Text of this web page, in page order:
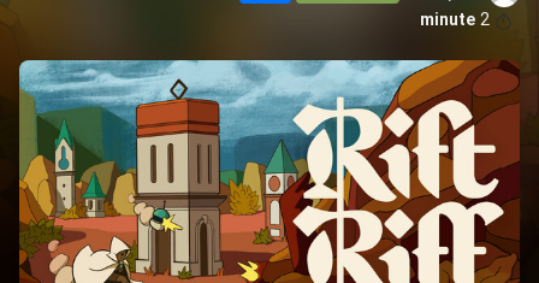
2
minute